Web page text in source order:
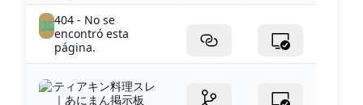
404 - No se
encontró esta
página.
ティアキン料理スレ
｜あにまん掲示板